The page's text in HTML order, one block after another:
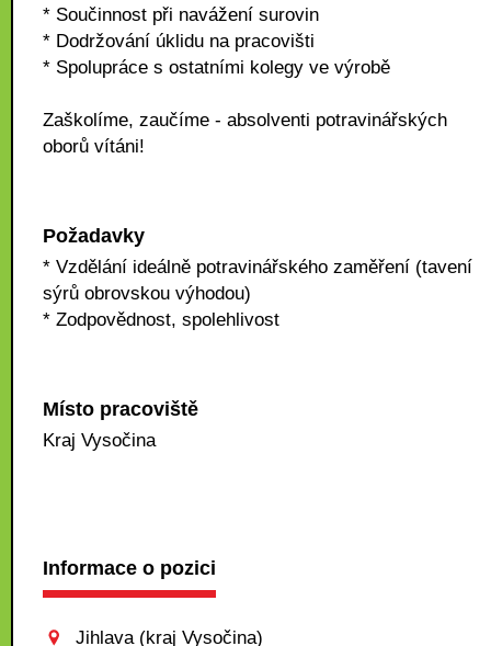
* Součinnost při navážení surovin
* Dodržování úklidu na pracovišti
* Spolupráce s ostatními kolegy ve výrobě
Zaškolíme, zaučíme - absolventi potravinářských
oborů vítáni!
Požadavky
* Vzdělání ideálně potravinářského zaměření (tavení
sýrů obrovskou výhodou)
* Zodpovědnost, spolehlivost
Místo pracoviště
Kraj Vysočina
Informace o pozici
Jihlava (kraj Vysočina)